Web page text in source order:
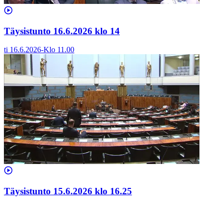
Täysistunto 16.6.2026 klo 14
ti 16.6.2026-Klo 11.00
Täysistunto 15.6.2026 klo 16.25